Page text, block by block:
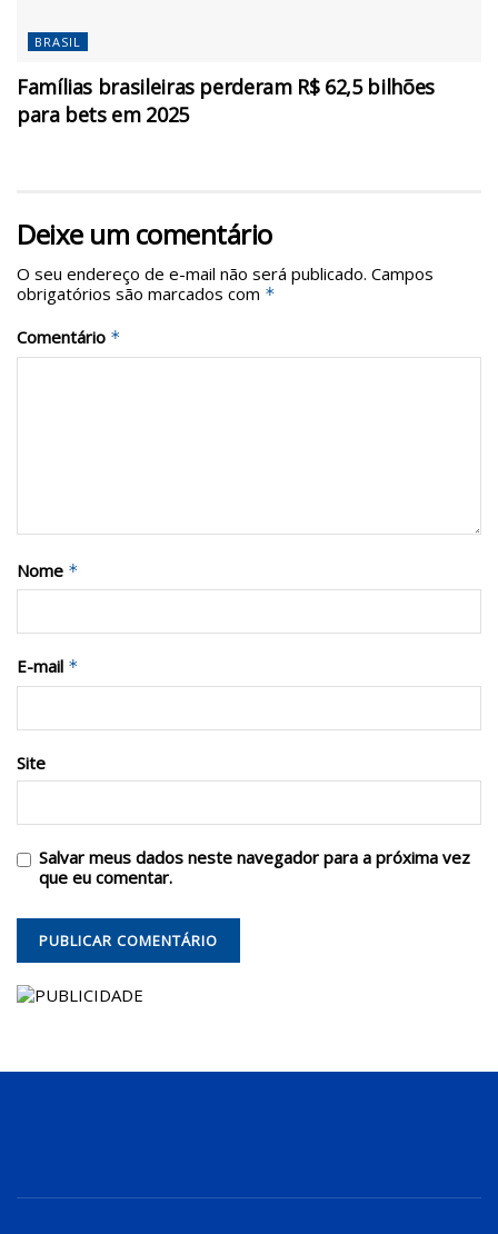
BRASIL
Famílias brasileiras perderam R$ 62,5 bilhões
para bets em 2025
Deixe um comentário
O seu endereço de e-mail não será publicado. Campos
obrigatórios são marcados com *
Comentário *
Nome *
E-mail *
Site
Salvar meus dados neste navegador para a próxima vez
que eu comentar.